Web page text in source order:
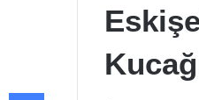
Facebook